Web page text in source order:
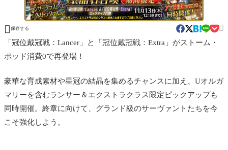
 保存する 
「冠位戴冠戦：Lancer」と「冠位戴冠戦：Extra」がストーム・
ポッド消費0で再登場！
豪華な育成素材や星冠の結晶を集めるチャンスに加え、Uオルガ
マリーを含むランサー＆エクストラクラス限定ピックアップも
同時開催。終章に向けて、グランド級のサーヴァントたちを今
こそ強化しよう。